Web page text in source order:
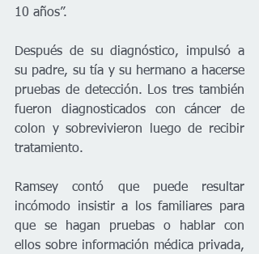
10 años”.
Después de su diagnóstico, impulsó a
su padre, su tía y su hermano a hacerse
pruebas de detección. Los tres también
fueron diagnosticados con cáncer de
colon y sobrevivieron luego de recibir
tratamiento.
Ramsey contó que puede resultar
incómodo insistir a los familiares para
que se hagan pruebas o hablar con
ellos sobre información médica privada,